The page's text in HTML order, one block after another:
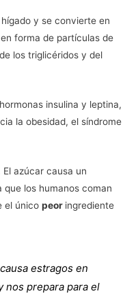
y se convierte en
forma de partículas de
los triglicéridos y del
insulina y leptina,
la obesidad, el síndrome
azúcar causa un
que los humanos coman
el únicopeor ingrediente
estragos en
nos prepara para el